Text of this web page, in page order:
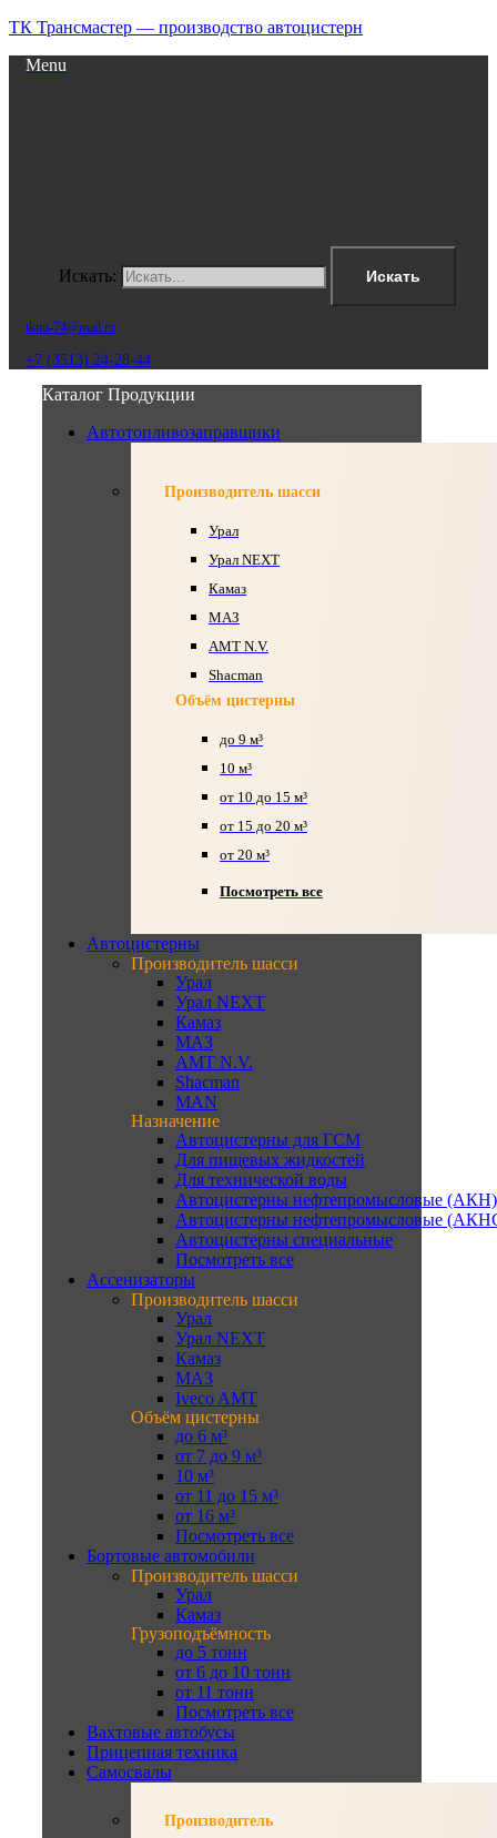
ТК Трансмастер — производство автоцистерн
Menu
Искать: Искать
tktm-74@mail.ru
+7 (3513) 24-28-44
Каталог Продукции
Автотопливозаправщики
Производитель шасси
Урал
Урал NEXT
Камаз
МАЗ
AMT N.V.
Shacman
Объём цистерны
до 9 м³
10 м³
от 10 до 15 м³
от 15 до 20 м³
от 20 м³
Посмотреть все
Автоцистерны
Производитель шасси
Урал
Урал NEXT
Камаз
МАЗ
AMT N.V.
Shacman
MAN
Назначение
Автоцистерны для ГСМ
Для пищевых жидкостей
Для технической воды
Автоцистерны нефтепромысловые (АКН)
Автоцистерны нефтепромысловые
Автоцистерны специальные
Посмотреть все
Ассенизаторы
Производитель шасси
Урал
Урал NEXT
Камаз
МАЗ
Iveco AMT
Объём цистерны
до 6 м³
от 7 до 9 м³
10 м³
от 11 до 15 м³
от 16 м³
Посмотреть все
Бортовые автомобили
Производитель шасси
Урал
Камаз
Грузоподъёмность
до 5 тонн
от 6 до 10 тонн
от 11 тонн
Посмотреть все
Вахтовые автобусы
Прицепная техника
Самосвалы
Производитель